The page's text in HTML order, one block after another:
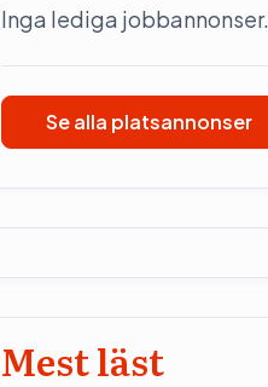
Inga lediga jobbannonser.
Se alla platsannonser
Mest läst